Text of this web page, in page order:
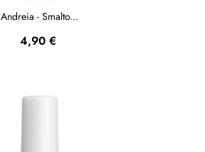
Andreia - Smalto...
Prezzo
4,90 €